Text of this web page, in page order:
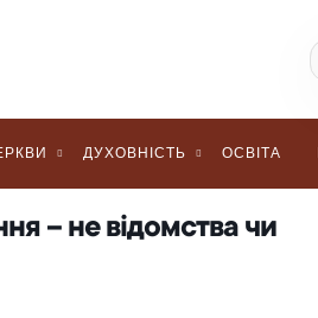
ДУХОВНІСТЬ ОСВІТА
– не відомства чи